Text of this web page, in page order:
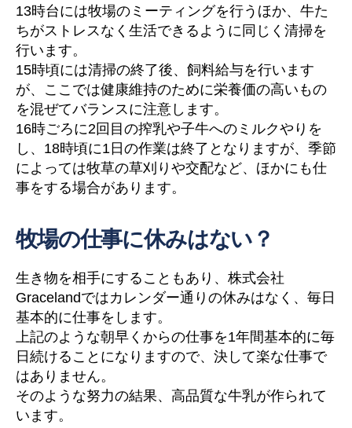
13時台には牧場のミーティングを行うほか、牛た
ちがストレスなく生活できるように同じく清掃を
行います。
15時頃には清掃の終了後、飼料給与を行います
が、ここでは健康維持のために栄養価の高いもの
を混ぜてバランスに注意します。
16時ごろに2回目の搾乳や子牛へのミルクやりを
し、18時頃に1日の作業は終了となりますが、季節
によっては牧草の草刈りや交配など、ほかにも仕
事をする場合があります。
牧場の仕事に休みはない？
生き物を相手にすることもあり、株式会社
Gracelandではカレンダー通りの休みはなく、毎日
基本的に仕事をします。
上記のような朝早くからの仕事を1年間基本的に毎
日続けることになりますので、決して楽な仕事で
はありません。
そのような努力の結果、高品質な牛乳が作られて
います。